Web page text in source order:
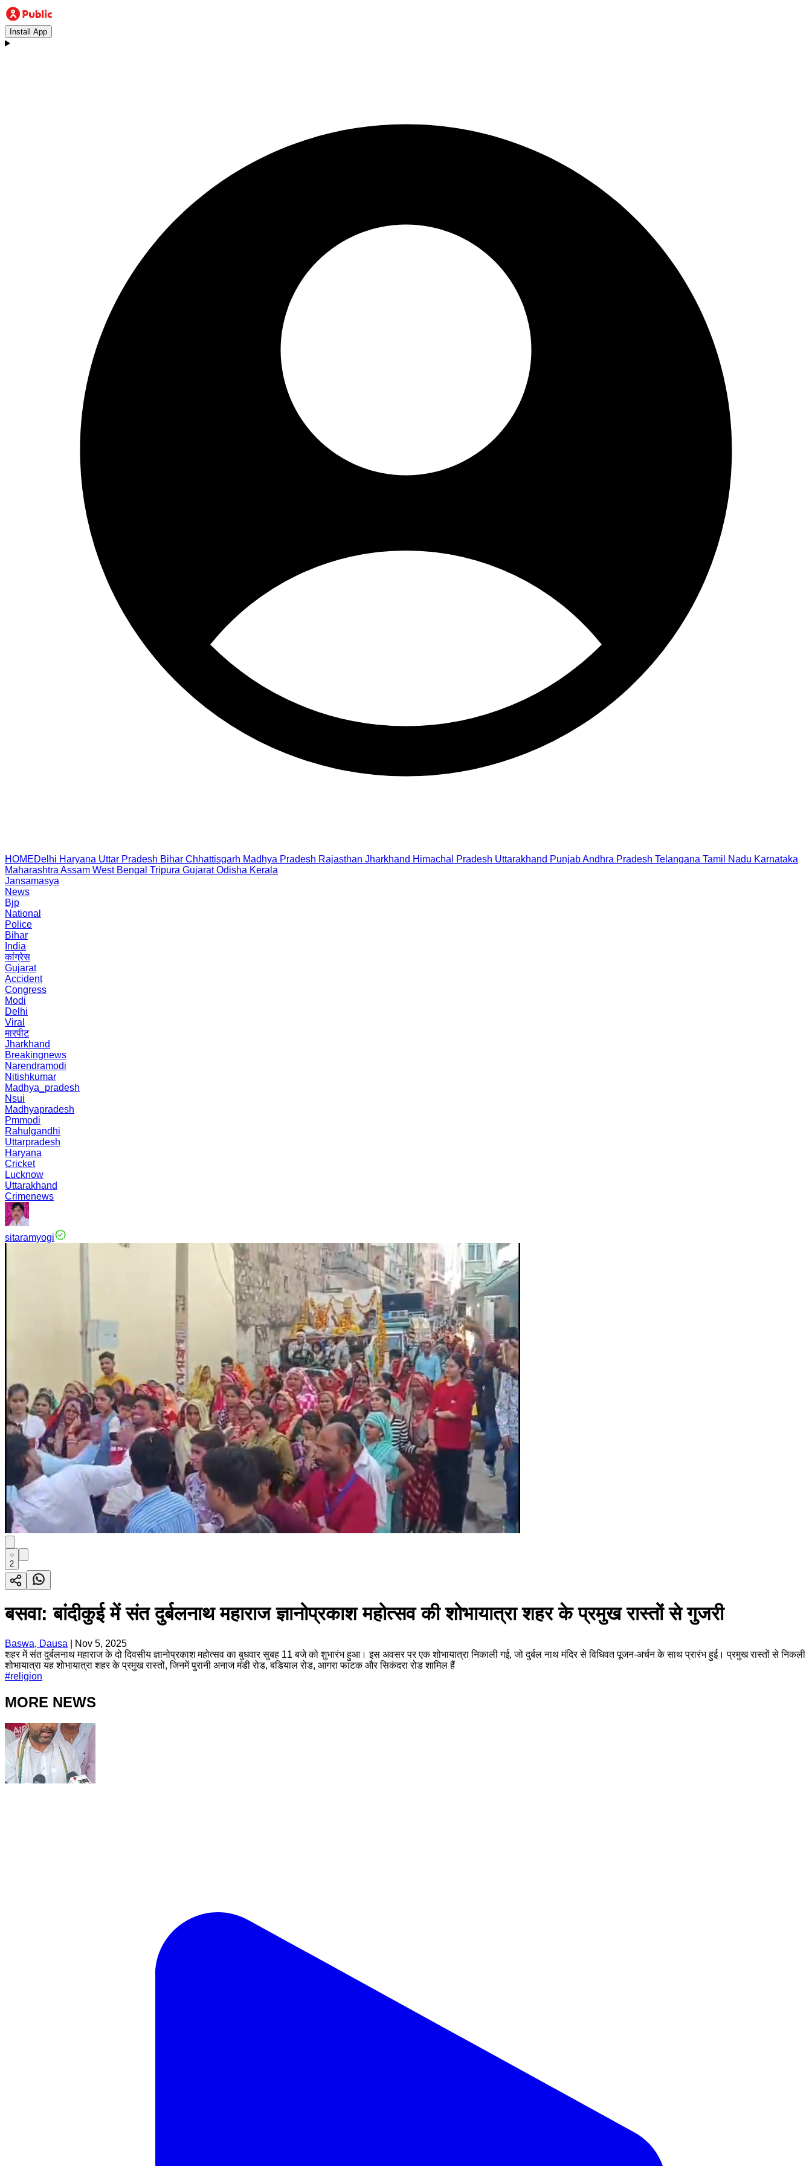
Install App
HOMEDelhi Haryana Uttar Pradesh Bihar Chhattisgarh Madhya Pradesh Rajasthan Jharkhand Himachal Pradesh Uttarakhand PunjabAndhra Pradesh Telangana Tamil Nadu Karnataka
Maharashtra Assam West Bengal Tripura Gujarat Odisha Kerala
Jansamasya
News
Bjp
National
Police
Bihar
India
कांग्रेस
Gujarat
Accident
Congress
Modi
Delhi
Viral
मारपीट
Jharkhand
Breakingnews
Narendramodi
Nitishkumar
Madhya_pradesh
Nsui
Madhyapradesh
Pmmodi
Rahulgandhi
Uttarpradesh
Haryana
Cricket
Lucknow
Uttarakhand
Crimenews
sitaramyogi
2
बसवा: बांदीकुई में संत दुर्बलनाथ महाराज ज्ञानोप्रकाश महोत्सव की शोभायात्रा शहर के प्रमुख रास्तों से गुजरी
Baswa, Dausa
Nov 5, 2025
शहर में संत दुर्बलनाथ महाराज के दो दिवसीय ज्ञानोप्रकाश महोत्सव का बुधवार सुबह 11 बजे को शुभारंभ हुआ। इस अवसर पर एक शोभायात्रा निकाली गई, जो दुर्बल नाथ मंदिर से विधिवत पूजन-अर्चन के साथ प्रारंभ हुई। प्रमुख रास्तों से निकली
शोभायात्रा यह शोभायात्रा शहर के प्रमुख रास्तों, जिनमें पुरानी अनाज मंडी रोड, बडियाल रोड, आगरा फाटक और सिकंदरा रोड शामिल हैं
#religion
MORE NEWS